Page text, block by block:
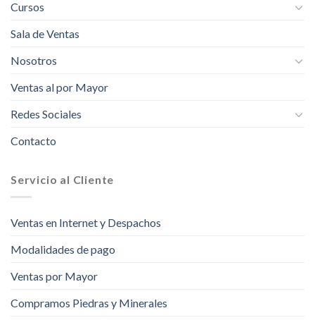
Cursos
Sala de Ventas
Nosotros
Ventas al por Mayor
Redes Sociales
Contacto
Servicio al Cliente
Ventas en Internet y Despachos
Modalidades de pago
Ventas por Mayor
Compramos Piedras y Minerales